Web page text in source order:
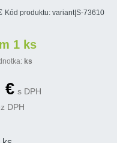
Kód produktu: variant|S-73610
hliníková 0,5 mm 800x0,5
Kód produktu: variant|S-73612
hliníková 0,5 mm 1000x0,5
hliníková 0,5 mm 1250x0,5
1 ks
ks
€ s DPH
DPH